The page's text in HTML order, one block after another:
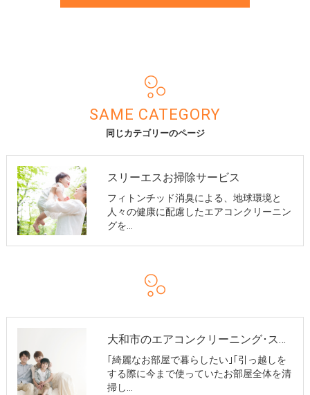
同じカテゴリーのページ
SAME CATEGORY
スリーエスお掃除サービス
フィトンチッド消臭による、地球環境と
人々の健康に配慮したエアコンクリーニン
グを…
大和市のエアコンクリーニング･スリーエスお掃除サービスのお客様の声
｢綺麗なお部屋で暮らしたい｣｢引っ越しを
する際に今まで使っていたお部屋全体を清
掃し…